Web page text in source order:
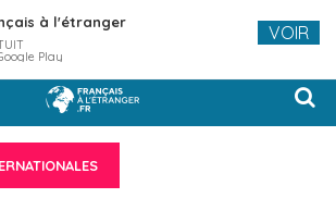
à l'étranger
Play
VOIR